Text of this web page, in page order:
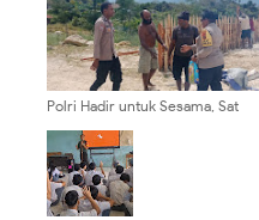
Polri Hadir untuk Sesama, Sat
Tengah Berikan Dukungan Untuk
Gereja Katolik Santo Yusuf